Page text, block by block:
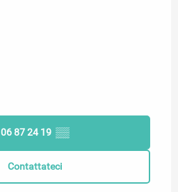
06 87 24 19 ▒▒
Contattateci